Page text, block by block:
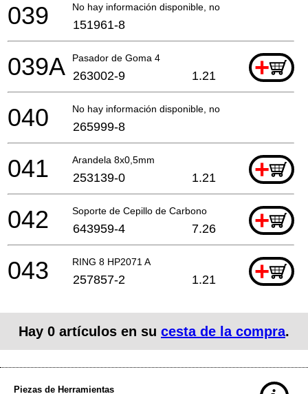
No hay información disponible, no se puede pedir
039 151961-8
Pasador de Goma 4 +
039A 263002-9 1.21
No hay información disponible, no se puede pedir
040 265999-8
Arandela 8x0,5mm +
041 253139-0 1.21
Soporte de Cepillo de Carbono +
042 643959-4 7.26
RING 8 HP2071 A +
043 257857-2 1.21
Hay 0 artículos en su cesta de la compra.
Piezas de Herramientas